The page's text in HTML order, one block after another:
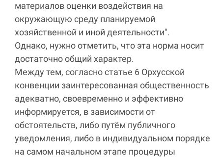
материалов оценки воздействия на
окружающую среду планируемой
хозяйственной и иной деятельности".
Однако, нужно отметить, что эта норма носит
достаточно общий характер.
Между тем, согласно статье 6 Орхусской
конвенции заинтересованная общественность
адекватно, своевременно и эффективно
информируется, в зависимости от
обстоятельств, либо путём публичного
уведомления, либо в индивидуальном порядке
на самом начальном этапе процедуры